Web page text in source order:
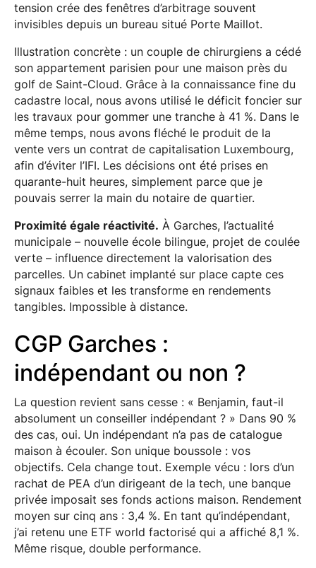
tension crée des fenêtres d’arbitrage souvent
invisibles depuis un bureau situé Porte Maillot.
Illustration concrète : un couple de chirurgiens a cédé
son appartement parisien pour une maison près du
golf de Saint-Cloud. Grâce à la connaissance fine du
cadastre local, nous avons utilisé le déficit foncier sur
les travaux pour gommer une tranche à 41 %. Dans le
même temps, nous avons fléché le produit de la
vente vers un contrat de capitalisation Luxembourg,
afin d’éviter l’IFI. Les décisions ont été prises en
quarante-huit heures, simplement parce que je
pouvais serrer la main du notaire de quartier.
Proximité égale réactivité. À Garches, l’actualité
municipale – nouvelle école bilingue, projet de coulée
verte – influence directement la valorisation des
parcelles. Un cabinet implanté sur place capte ces
signaux faibles et les transforme en rendements
tangibles. Impossible à distance.
CGP Garches :
indépendant ou non ?
La question revient sans cesse : « Benjamin, faut-il
absolument un conseiller indépendant ? » Dans 90 %
des cas, oui. Un indépendant n’a pas de catalogue
maison à écouler. Son unique boussole : vos
objectifs. Cela change tout. Exemple vécu : lors d’un
rachat de PEA d’un dirigeant de la tech, une banque
privée imposait ses fonds actions maison. Rendement
moyen sur cinq ans : 3,4 %. En tant qu’indépendant,
j’ai retenu une ETF world factorisé qui a affiché 8,1 %.
Même risque, double performance.